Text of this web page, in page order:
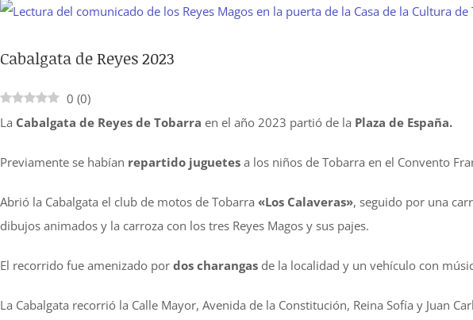
Ver
más
Cabalgata de Reyes 2023
0 (0)
La Cabalgata de Reyes de Tobarra en el año 2023 partió de la Plaza de España.
Previamente se habían repartido juguetes a los niños de Tobarra en el Convento
Abrió la Cabalgata el club de motos de Tobarra «Los Calaveras», seguido por una
dibujos animados y la carroza con los tres Reyes Magos y sus pajes.
El recorrido fue amenizado por dos charangas de la localidad y un vehículo con
La Cabalgata recorrió la Calle Mayor, Avenida de la Constitución, Reina Sofía y Juan